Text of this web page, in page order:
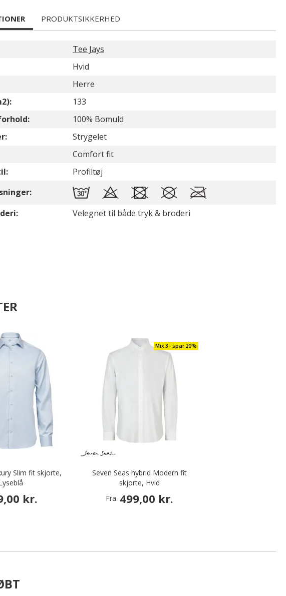
PRODUKTSIKKERHED
Tee Jays
Hvid
Herre
133
100% Bomuld
Strygelet
Comfort fit
Profiltøj
Velegnet til både tryk & broderi
Slim fit skjorte,
kr.
Mix 3 - spar 20%
Seven Seas hybrid Modern fit
skjorte, Hvid
Fra 499,00 kr.